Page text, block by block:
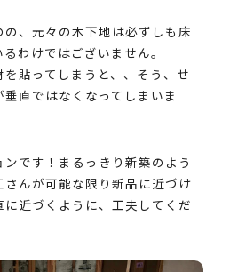
、元々の木下地は必ずしも床
わけではございません。
貼ってしまうと、、そう、せ
直ではなくなってしまいま
です！まるっきり新築のよう
んが可能な限り新品に近づけ
近づくように、工夫してくだ